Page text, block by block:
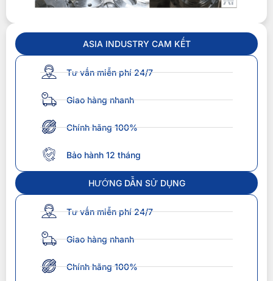
ASIA INDUSTRY CAM KẾT
Tư vấn miễn phí 24/7
Giao hàng nhanh
Chính hãng 100%
Bảo hành 12 tháng
HƯỚNG DẪN SỬ DỤNG
Tư vấn miễn phí 24/7
Giao hàng nhanh
Chính hãng 100%